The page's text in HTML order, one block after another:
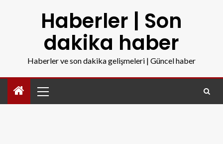
Haberler | Son
dakika haber
Haberler ve son dakika gelişmeleri | Güncel haber